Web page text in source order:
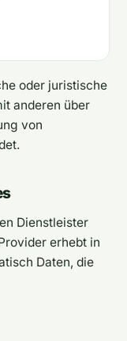
oder juristische
anderen über
von
Dienstleister
erhebt in
Daten, die